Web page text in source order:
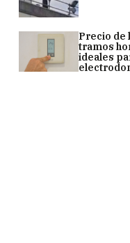
Precio de
tramos
ideales